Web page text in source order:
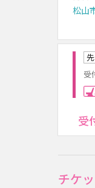
松山
受
受
チケ